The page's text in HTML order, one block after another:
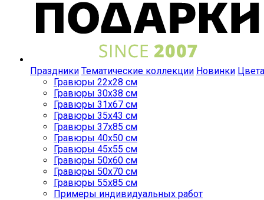
Праздники Тематические коллекции Новинки Цвета
Гравюры 22x28 см
Гравюры 30x38 см
Гравюры 31x67 см
Гравюры 35x43 см
Гравюры 37x85 см
Гравюры 40x50 см
Гравюры 45x55 см
Гравюры 50x60 см
Гравюры 50x70 см
Гравюры 55x85 см
Примеры индивидуальных работ